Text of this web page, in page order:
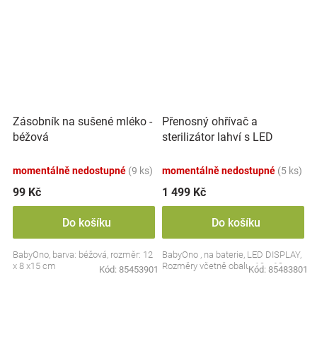
Zásobník na sušené mléko -
béžová
momentálně nedostupné (9 ks)
99 Kč
Do košíku
BabyOno, barva: béžová, rozměr: 12
x 8 x15 cm
Kód: 85453901
Přenosný ohřívač a
sterilizátor lahví s LED
momentálně nedostupné (5 ks)
1 499 Kč
Do košíku
BabyOno , na baterie, LED DISPLAY,
Rozměry včetně obalu: 19 x 13 cm.
Kód: 85483801